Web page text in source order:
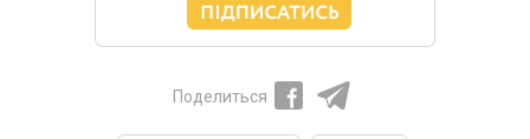
Поделиться